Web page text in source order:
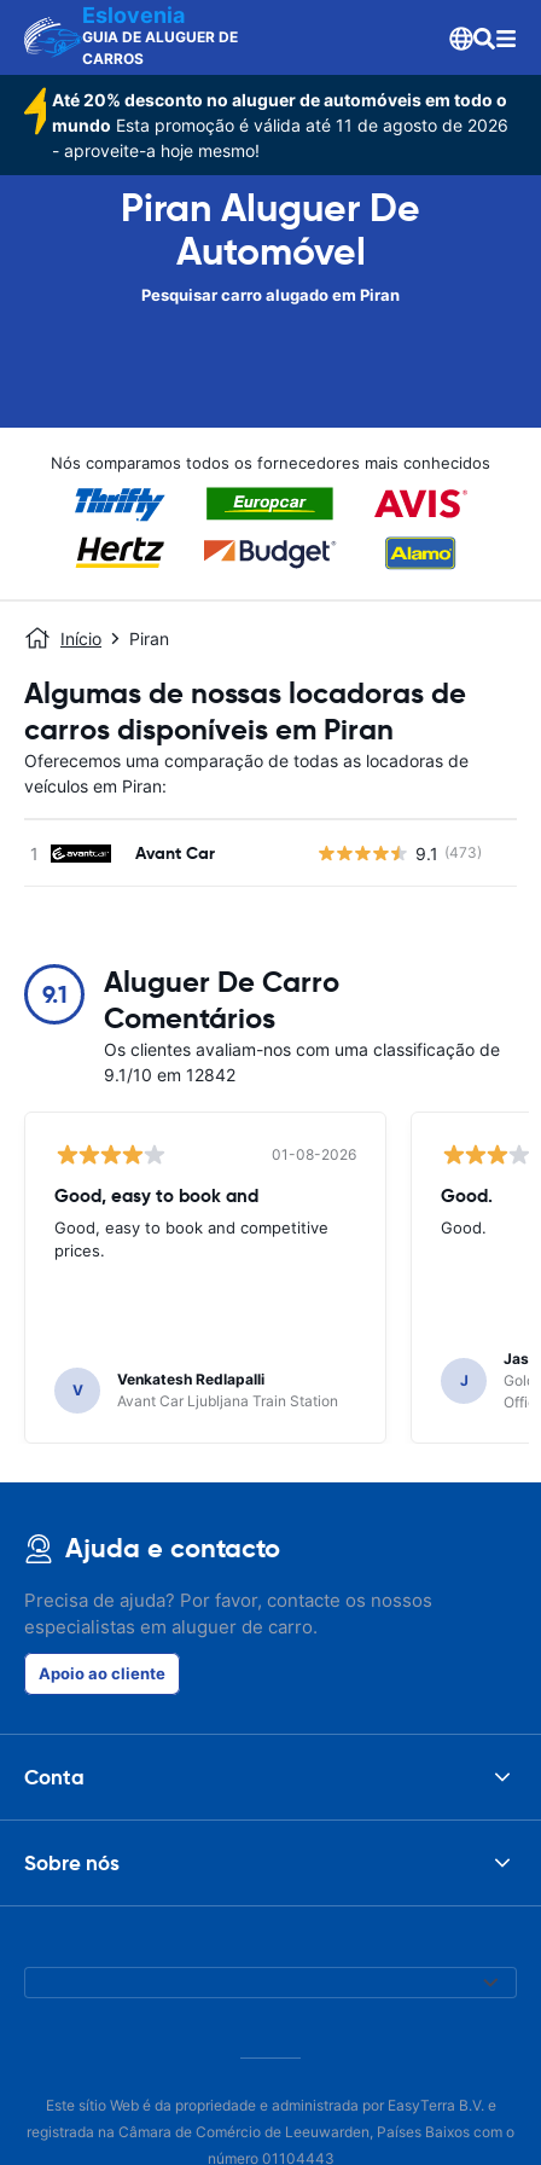
Eslovenia
GUIA DE ALUGUER DE
CARROS
Até 20% desconto no aluguer de automóveis em todo o
mundo Esta promoção é válida até 11 de agosto de 2026
- aproveite-a hoje mesmo!
Piran Aluguer De
Automóvel
Pesquisar carro alugado em Piran
Nós comparamos todos os fornecedores mais conhecidos
Início Piran
Algumas de nossas locadoras de
carros disponíveis em Piran
Oferecemos uma comparação de todas as locadoras de
veículos em Piran:
Avant Car 9.1 (473)
9.1
Aluguer De Carro
Comentários
Os clientes avaliam-nos com uma classificação de
9.1/10 em 12842
01-08-2026
Good, easy to book and
Good, easy to book and competitive
prices.
V
Venkatesh Redlapalli
Avant Car Ljubljana Train Station
Good.
Good.
J
Ajuda e contacto
Precisa de ajuda? Por favor, contacte os nossos
especialistas em aluguer de carro.
Apoio ao cliente
Conta
Sobre nós
Este sítio Web é da propriedade e administrada por EasyTerra B.V. e
registrada na Câmara de Comércio de Leeuwarden, Países Baixos com o
número 01104443